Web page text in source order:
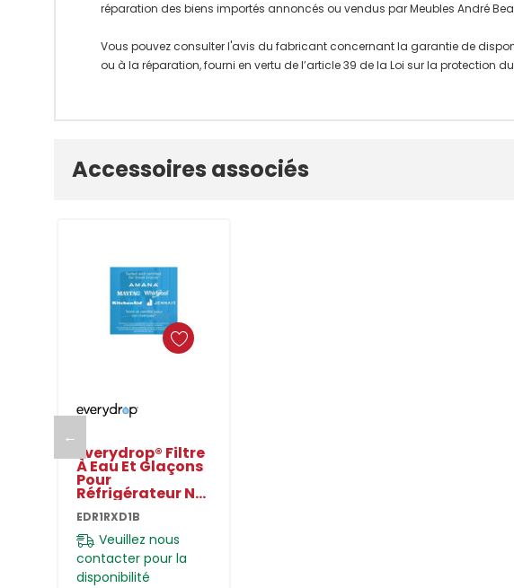
réparation des biens importés annoncés ou vendus par Meubles André
Vous pouvez consulter l'avis du fabricant concernant la garantie de
ou à la réparation, fourni en vertu de l’article 39 de la Loi sur la protection
personnalisé
Accessoires associés
←
Everydrop® Filtre
À Eau Et Glaçons
Pour
Réfrigérateur N°1
- EDR1RXD1B
EDR1RXD1B
EDR1RXD1B
Veuillez nous
contacter pour la
disponibilité